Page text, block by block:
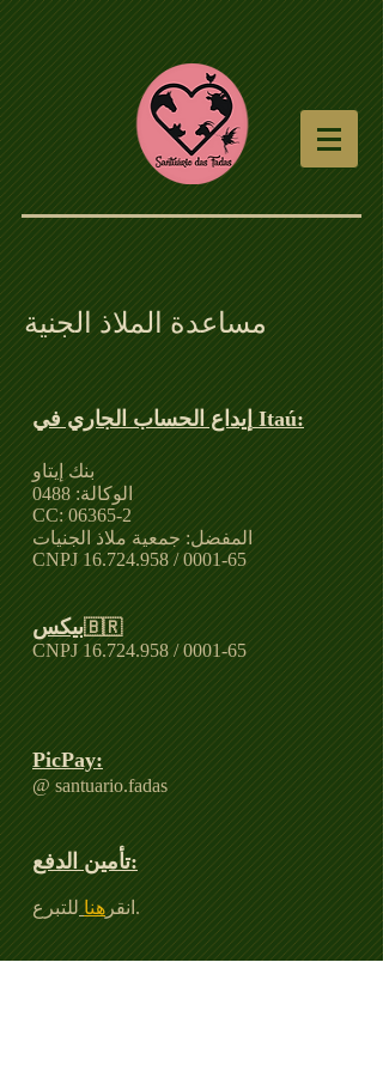
مساعدة الملاذ الجنية
إيداع الحساب الجاري في Itaú:
بنك إيتاو
الوكالة: 0488
CC: 06365-2
المفضل: جمعية ملاذ الجنيات
CNPJ 16.724.958 / 0001-65
بيكس🇧🇷
CNPJ 16.724.958 / 0001-65
PicPay:
@ santuario.fadas
تأمين الدفع:
انقرهنا للتبرع.